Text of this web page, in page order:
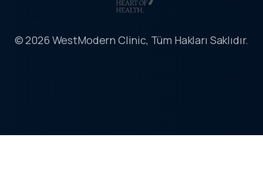
© 2026 WestModern Clinic, Tüm Hakları Saklıdır.